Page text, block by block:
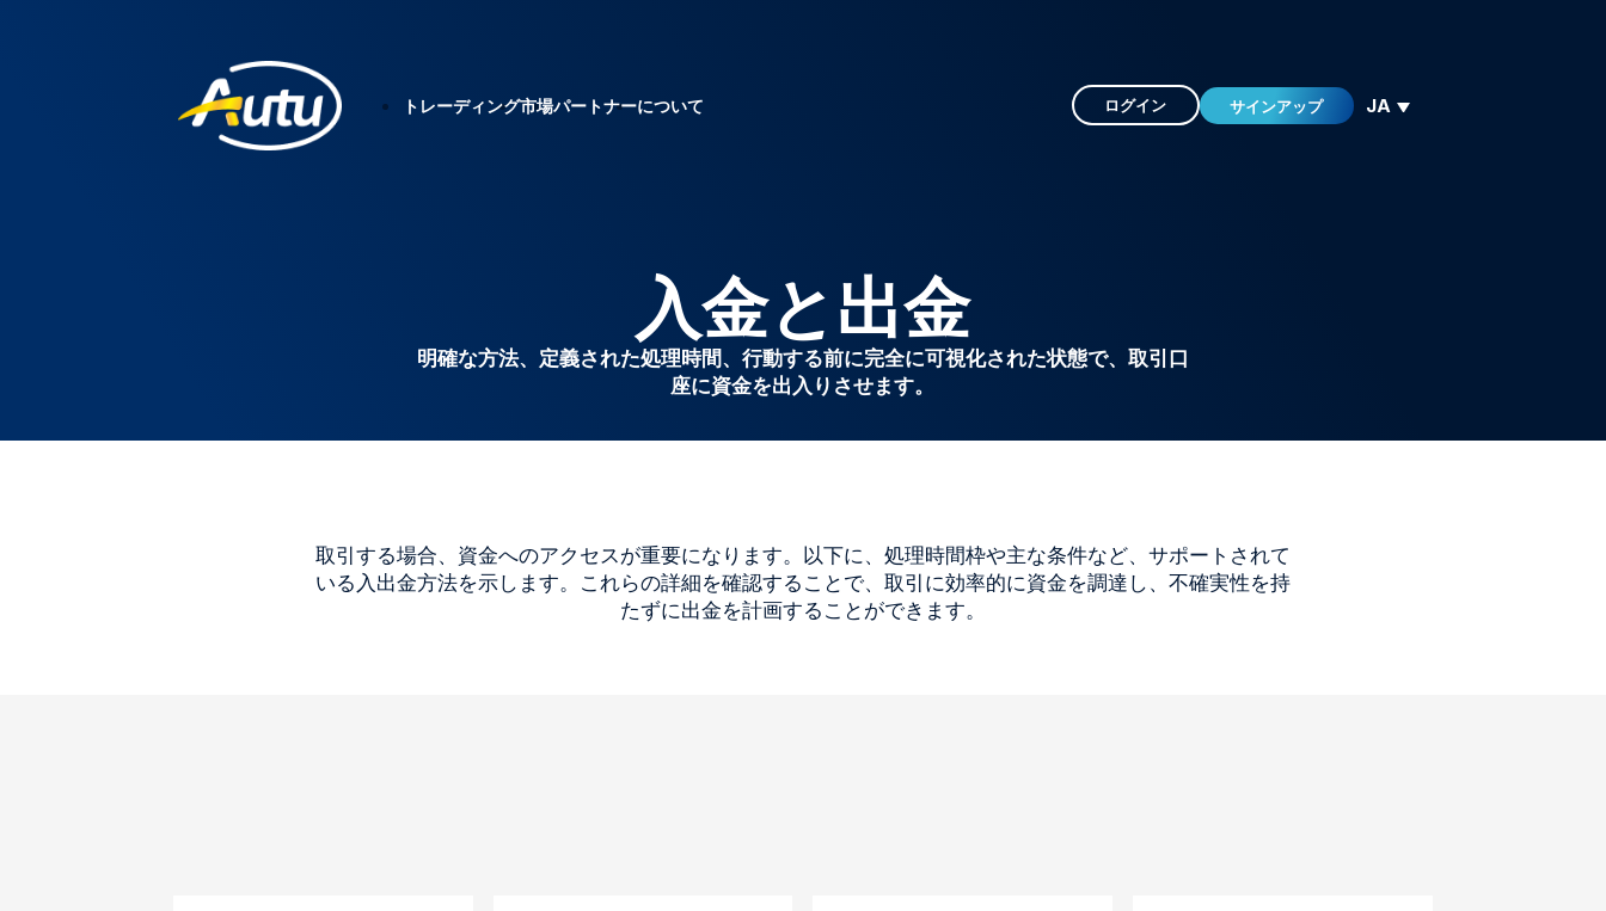
トレーディング市場パートナーについて ログイン サインアップ JA
入金と出金
明確な方法、定義された処理時間、行動する前に完全に可視化された状態で、取引口
座に資金を出入りさせます。
取引する場合、資金へのアクセスが重要になります。以下に、処理時間枠や主な条件など、サポートされて
いる入出金方法を示します。これらの詳細を確認することで、取引に効率的に資金を調達し、不確実性を持
たずに出金を計画することができます。